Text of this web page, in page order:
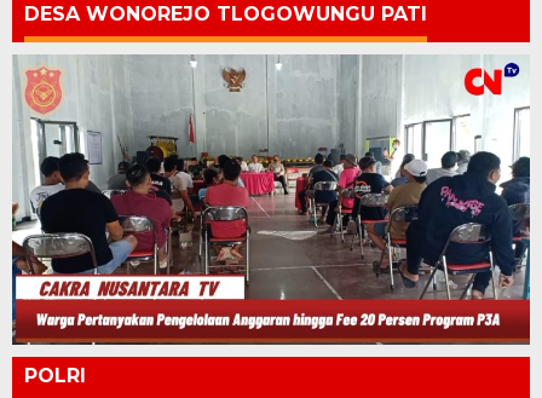
DESA WONOREJO TLOGOWUNGU PATI
POLRI